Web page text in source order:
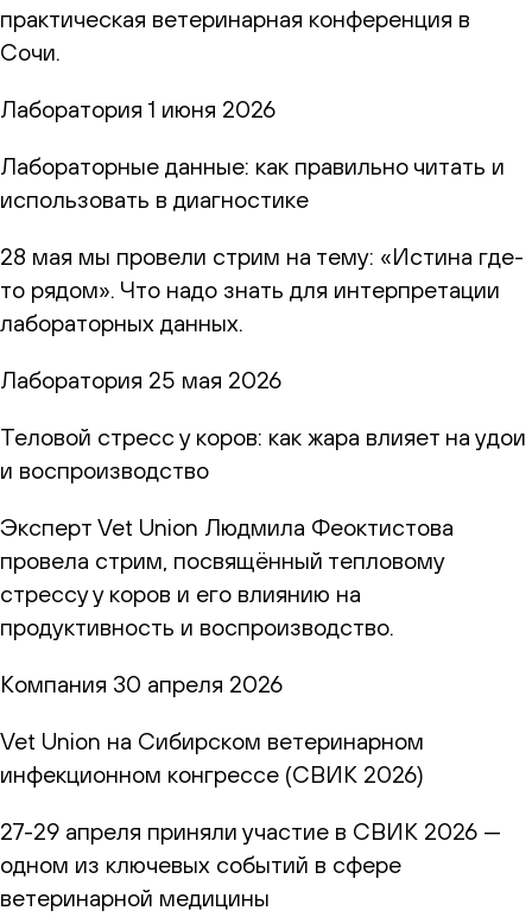
практическая ветеринарная конференция в
Сочи.
Лаборатория 1 июня 2026
Лабораторные данные: как правильно читать и
использовать в диагностике
28 мая мы провели стрим на тему: «Истина где-
то рядом». Что надо знать для интерпретации
лабораторных данных.
Лаборатория 25 мая 2026
Теловой стресс у коров: как жара влияет на удои
и воспроизводство
Эксперт Vet Union Людмила Феоктистова
провела стрим, посвящённый тепловому
стрессу у коров и его влиянию на
продуктивность и воспроизводство.
Компания 30 апреля 2026
Vet Union на Сибирском ветеринарном
инфекционном конгрессе (СВИК 2026)
27-29 апреля приняли участие в СВИК 2026 —
одном из ключевых событий в сфере
ветеринарной медицины